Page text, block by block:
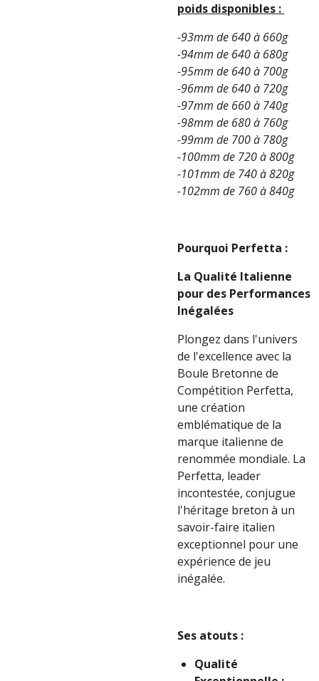
poids disponibles :
-93mm de 640 à 660g
-94mm de 640 à 680g
-95mm de 640 à 700g
-96mm de 640 à 720g
-97mm de 660 à 740g
-98mm de 680 à 760g
-99mm de 700 à 780g
-100mm de 720 à 800g
-101mm de 740 à 820g
-102mm de 760 à 840g
Pourquoi Perfetta :
La Qualité Italienne
pour des Performances
Inégalées
Plongez dans l'univers
de l'excellence avec la
Boule Bretonne de
Compétition Perfetta,
une création
emblématique de la
marque italienne de
renommée mondiale. La
Perfetta, leader
incontestée, conjugue
l'héritage breton à un
savoir-faire italien
exceptionnel pour une
expérience de jeu
inégalée.
Ses atouts :
Qualité